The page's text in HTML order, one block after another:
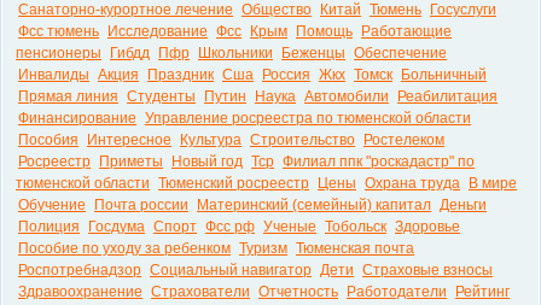
Санаторно-курортное лечение Общество Китай Тюмень
Госуслуги
Фсс тюмень
Исследование Фсс Крым Помощь
Работающие
пенсионеры
Гибдд Пфр Школьники Беженцы Обеспечение
Инвалиды Акция Праздник Сша Россия Жкх Томск
Больничный
Прямая линия Студенты Путин Наука Автомобили
Реабилитация
Финансирование Управление росреестра по тюменской области
Пособия
Интересное Культура Строительство
Ростелеком
Росреестр
Приметы Новый год Тср Филиал ппк "роскадастр" по
тюменской области Тюменский росреестр Цены Охрана труда
В мире
Обучение
Почта россии Материнский (семейный) капитал Деньги
Полиция
Госдума Спорт Фсс рф Ученые Тобольск Здоровье
Пособие по уходу за ребенком Туризм Тюменская почта
Роспотребнадзор Социальный навигатор Дети Страховые взносы
Здравоохранение Страхователи Отчетность Работодатели
Рейтинг